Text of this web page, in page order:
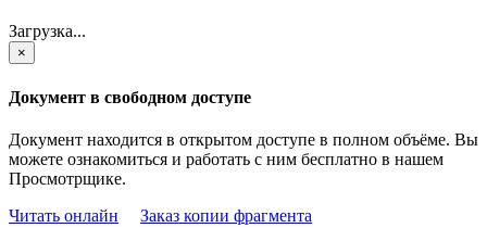
Загрузка...
×
Документ в свободном доступе
Документ находится в открытом доступе в полном объёме. Вы
можете ознакомиться и работать с ним бесплатно в нашем
Просмотрщике.
Читать онлайн
Заказ копии фрагмента